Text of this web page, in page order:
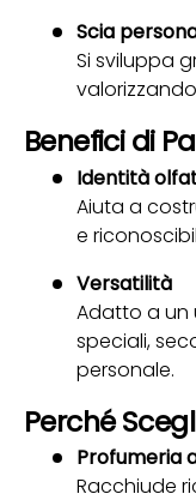
Scia
Si sviluppa
Benefici di
Identità
Aiuta a
e
Versatilità
Adatto a un
speciali,
personale.
Perché
Profumeria
Racchiude